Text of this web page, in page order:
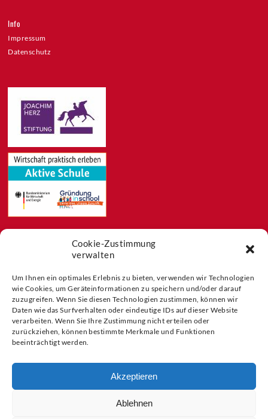
Cookie-Zustimmung
verwalten
Um Ihnen ein optimales Erlebnis zu bieten, verwenden wir Technologien
wie Cookies, um Geräteinformationen zu speichern und/oder darauf
zuzugreifen. Wenn Sie diesen Technologien zustimmen, können wir
Daten wie das Surfverhalten oder eindeutige IDs auf dieser Website
verarbeiten. Wenn Sie Ihre Zustimmung nicht erteilen oder
zurückziehen, können bestimmte Merkmale und Funktionen
beeinträchtigt werden.
Akzeptieren
Ablehnen
Info
Impressum
Datenschutz
Blog
Buchtipps
Partner der